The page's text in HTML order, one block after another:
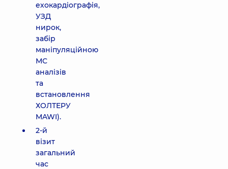
ехокардіографія,
УЗД
нирок,
забір
маніпуляційною
МС
аналізів
та
встановлення
ХОЛТЕРУ
MAWI).
2-й
візит
загальний
час